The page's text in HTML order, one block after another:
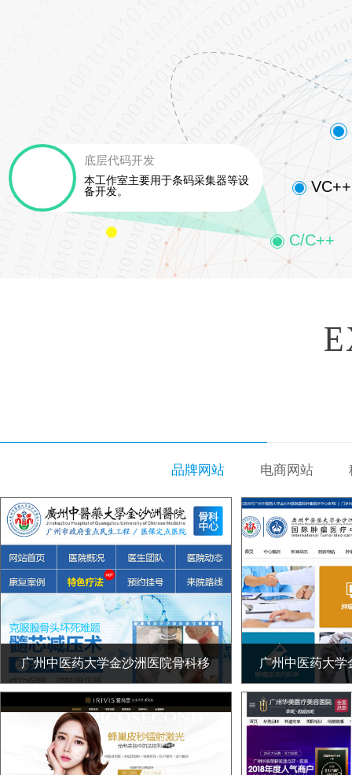
底层代码开发
本工作室主要用于条码采集器等设
备开发。
C/C++
VC++
品牌网站 电商网站
广州中医药大学金沙洲医院骨科移
动网站项目
广州中医药大
瘤医疗